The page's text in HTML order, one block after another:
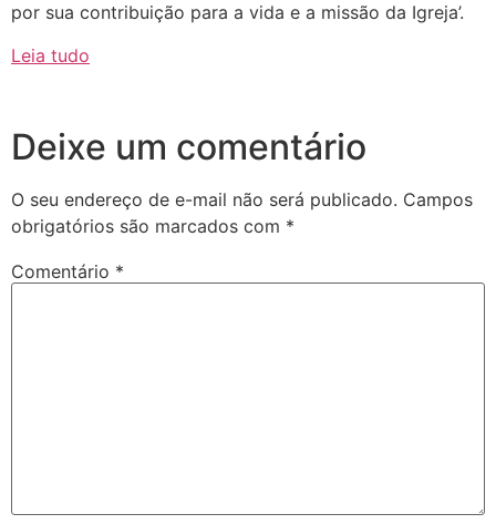
por sua contribuição para a vida e a missão da Igreja’.
Leia tudo
Deixe um comentário
O seu endereço de e-mail não será publicado. Campos
obrigatórios são marcados com *
Comentário *